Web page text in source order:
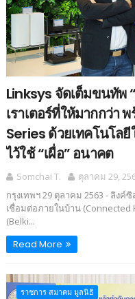
Linksys จัดเต็มขนทัพ
เราเตอร์ที่ให้มากกว่า
Series ด้วยเทคโนโล
ไว้ใช้ “เผื่อ” อนาคต
Somchai T.
ตุลาคม 29,
กรุงเทพฯ 29 ตุลาคม 2563 - ลิง
เชื่อมต่อภายในบ้าน (Connected
(Belki...
Read More
ราชการ สมาคม มูลนิธิ